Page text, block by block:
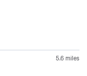
5.6 miles